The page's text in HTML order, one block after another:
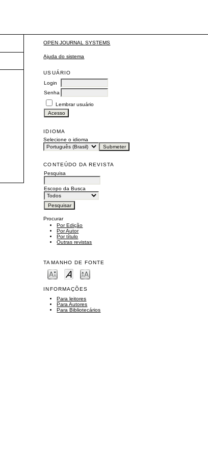
OPEN JOURNAL SYSTEMS
Ajuda do sistema
USUÁRIO
Login
Senha
Lembrar usuário
IDIOMA
Selecione o idioma
CONTEÚDO DA REVISTA
Pesquisa
Escopo da Busca
Procurar
Por Edição
Por Autor
Por título
Outras revistas
TAMANHO DE FONTE
INFORMAÇÕES
Para leitores
Para Autores
Para Bibliotecários